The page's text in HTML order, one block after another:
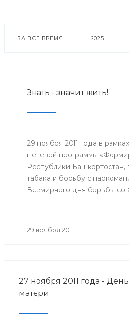
ЗА ВСЕ ВРЕМЯ 2025
Знать - значит жить!
29 ноября 2011 года в
целевой программы
Республики Башкортостан,
табака и борьбу с
Всемирного дня борьбы
29 ноября 2011
27 ноября 2011 года - День
матери